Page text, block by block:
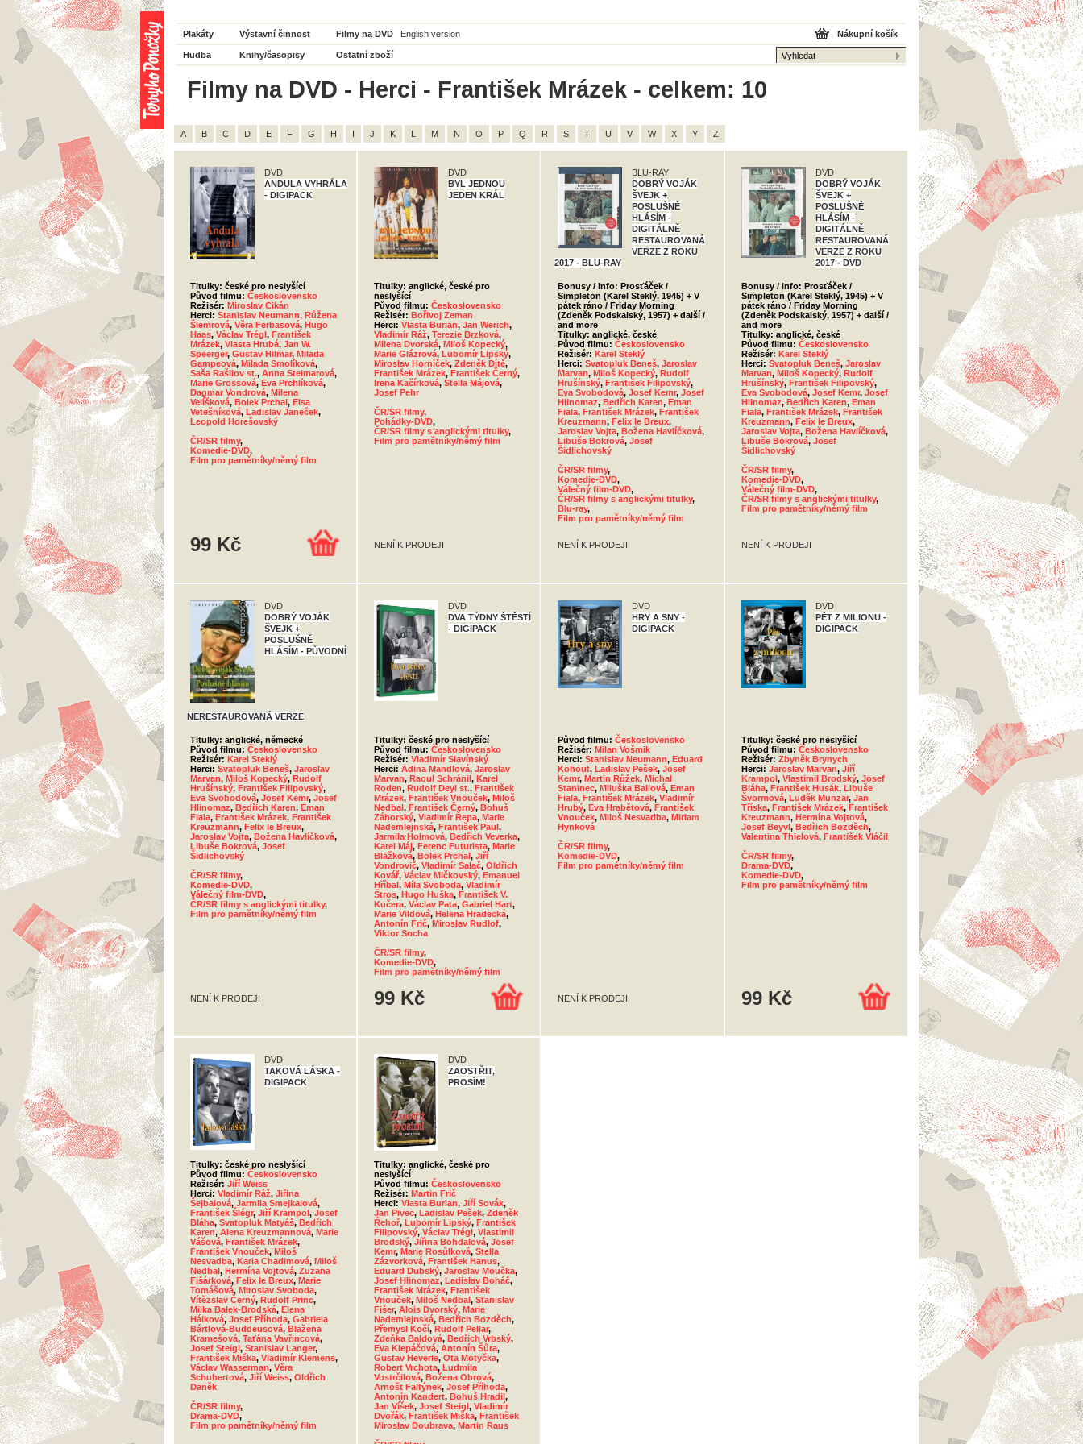
Plakáty Výstavní činnost Filmy na DVD English version
Hudba Knihy/časopisy Ostatní zboží
Nákupní košík
Filmy na DVD - Herci - František Mrázek - celkem: 10
A B C D E F G H I J K L M N O P Q R S T U V W X Y Z
DVD
ANDULA VYHRÁLA
- DIGIPACK
Titulky: české pro neslyšící
Původ filmu: Československo
Režisér: Miroslav Cikán
Herci: Stanislav Neumann, Růžena
Šlemrová, Věra Ferbasová, Hugo
Haas, Václav Trégl, František
Mrázek, Vlasta Hrubá, Jan W.
Speerger, Gustav Hilmar, Milada
Gampeová, Milada Smolíková,
Saša Rašilov st., Anna Steimarová,
Marie Grossová, Eva Prchlíková,
Dagmar Vondrová, Milena
Velíšková, Bolek Prchal, Elsa
Vetešníková, Ladislav Janeček,
Leopold Horešovský
ČR/SR filmy,
Komedie-DVD,
Film pro pamětníky/němý film
99 Kč
DVD
BYL JEDNOU
JEDEN KRÁL
Titulky: anglické, české pro
neslyšící
Původ filmu: Československo
Režisér: Bořivoj Zeman
Herci: Vlasta Burian, Jan Werich,
Vladimír Ráž, Terezie Brzková,
Milena Dvorská, Miloš Kopecký,
Marie Glázrová, Lubomír Lipský,
Miroslav Horníček, Zdeněk Dítě,
František Mrázek, František Černý,
Irena Kačírková, Stella Májová,
Josef Pehr
ČR/SR filmy,
Pohádky-DVD,
ČR/SR filmy s anglickými titulky,
Film pro pamětníky/němý film
NENÍ K PRODEJI
BLU-RAY
DOBRÝ VOJÁK
ŠVEJK +
POSLUŠNĚ
HLÁSÍM -
DIGITÁLNĚ
RESTAUROVANÁ
VERZE Z ROKU
2017 - BLU-RAY
Bonusy / info: Prosťáček /
Simpleton (Karel Steklý, 1945) + V
pátek ráno / Friday Morning
(Zdeněk Podskalský, 1957) + další /
and more
Titulky: anglické, české
Původ filmu: Československo
Režisér: Karel Steklý
Herci: Svatopluk Beneš, Jaroslav
Marvan, Miloš Kopecký, Rudolf
Hrušínský, František Filipovský,
Eva Svobodová, Josef Kemr, Josef
Hlinomaz, Bedřich Karen, Eman
Fiala, František Mrázek, František
Kreuzmann, Felix le Breux,
Jaroslav Vojta, Božena Havlíčková,
Libuše Bokrová, Josef
Šidlichovský
ČR/SR filmy,
Komedie-DVD,
Válečný film-DVD,
ČR/SR filmy s anglickými titulky,
Blu-ray,
Film pro pamětníky/němý film
NENÍ K PRODEJI
DVD
DOBRÝ VOJÁK
ŠVEJK +
POSLUŠNĚ
HLÁSÍM -
DIGITÁLNĚ
RESTAUROVANÁ
VERZE Z ROKU
2017 - DVD
Bonusy / info: Prosťáček /
Simpleton (Karel Steklý, 1945) + V
pátek ráno / Friday Morning
(Zdeněk Podskalský, 1957) + další /
and more
Titulky: anglické, české
Původ filmu: Československo
Režisér: Karel Steklý
Herci: Svatopluk Beneš, Jaroslav
Marvan, Miloš Kopecký, Rudolf
Hrušínský, František Filipovský,
Eva Svobodová, Josef Kemr, Josef
Hlinomaz, Bedřich Karen, Eman
Fiala, František Mrázek, František
Kreuzmann, Felix le Breux,
Jaroslav Vojta, Božena Havlíčková,
Libuše Bokrová, Josef
Šidlichovský
ČR/SR filmy,
Komedie-DVD,
Válečný film-DVD,
ČR/SR filmy s anglickými titulky,
Film pro pamětníky/němý film
NENÍ K PRODEJI
DVD
DOBRÝ VOJÁK
ŠVEJK +
POSLUŠNĚ
HLÁSÍM - PŮVODNÍ
NERESTAUROVANÁ VERZE
Titulky: anglické, německé
Původ filmu: Československo
Režisér: Karel Steklý
Herci: Svatopluk Beneš, Jaroslav
Marvan, Miloš Kopecký, Rudolf
Hrušínský, František Filipovský,
Eva Svobodová, Josef Kemr, Josef
Hlinomaz, Bedřich Karen, Eman
Fiala, František Mrázek, František
Kreuzmann, Felix le Breux,
Jaroslav Vojta, Božena Havlíčková,
Libuše Bokrová, Josef
Šidlichovský
ČR/SR filmy,
Komedie-DVD,
Válečný film-DVD,
ČR/SR filmy s anglickými titulky,
Film pro pamětníky/němý film
NENÍ K PRODEJI
DVD
DVA TÝDNY ŠTĚSTÍ
- DIGIPACK
Titulky: české pro neslyšící
Původ filmu: Československo
Režisér: Vladimír Slavínský
Herci: Adina Mandlová, Jaroslav
Marvan, Raoul Schránil, Karel
Roden, Rudolf Deyl st., František
Mrázek, František Vnouček, Miloš
Nedbal, František Černý, Bohuš
Záhorský, Vladimír Řepa, Marie
Nademlejnská, František Paul,
Jarmila Holmová, Bedřich Veverka,
Karel Máj, Ferenc Futurista, Marie
Blažková, Bolek Prchal, Jiří
Vondrovič, Vladimír Salač, Oldřich
Kovář, Václav Mlčkovský, Emanuel
Hříbal, Míla Svoboda, Vladimír
Štros, Hugo Huška, František V.
Kučera, Václav Pata, Gabriel Hart,
Marie Vildová, Helena Hradecká,
Antonín Frič, Miroslav Rudlof,
Viktor Socha
ČR/SR filmy,
Komedie-DVD,
Film pro pamětníky/němý film
99 Kč
DVD
HRY A SNY -
DIGIPACK
Původ filmu: Československo
Režisér: Milan Vošmik
Herci: Stanislav Neumann, Eduard
Kohout, Ladislav Pešek, Josef
Kemr, Martin Růžek, Michal
Staninec, Miluška Baliová, Eman
Fiala, František Mrázek, Vladimír
Hrubý, Eva Hrabětová, František
Vnouček, Miloš Nesvadba, Miriam
Hynková
ČR/SR filmy,
Komedie-DVD,
Film pro pamětníky/němý film
NENÍ K PRODEJI
DVD
PĚT Z MILIONU -
DIGIPACK
Titulky: české pro neslyšící
Původ filmu: Československo
Režisér: Zbyněk Brynych
Herci: Jaroslav Marvan, Jiří
Krampol, Vlastimil Brodský, Josef
Bláha, František Husák, Libuše
Švormová, Luděk Munzar, Jan
Tříska, František Mrázek, František
Kreuzmann, Hermína Vojtová,
Josef Beyvl, Bedřich Bozděch,
Valentina Thielová, František Vláčil
ČR/SR filmy,
Drama-DVD,
Komedie-DVD,
Film pro pamětníky/němý film
99 Kč
DVD
TAKOVÁ LÁSKA -
DIGIPACK
Titulky: české pro neslyšící
Původ filmu: Československo
Režisér: Jiří Weiss
Herci: Vladimír Ráž, Jiřina
Šejbalová, Jarmila Smejkalová,
František Šlégr, Jiří Krampol, Josef
Bláha, Svatopluk Matyáš, Bedřich
Karen, Alena Kreuzmannová, Marie
Vášová, František Mrázek,
František Vnouček, Miloš
Nesvadba, Karla Chadimová, Miloš
Nedbal, Hermína Vojtová, Zuzana
Fišárková, Felix le Breux, Marie
Tomášová, Miroslav Svoboda,
Vítězslav Černý, Rudolf Princ,
Milka Balek-Brodská, Elena
Hálková, Josef Příhoda, Gabriela
Bártlová-Buddeusová, Blažena
Kramešová, Taťána Vavřincová,
Josef Steigl, Stanislav Langer,
František Miška, Vladimír Klemens,
Václav Wasserman, Věra
Schubertová, Jiří Weiss, Oldřich
Daněk
ČR/SR filmy,
Drama-DVD,
Film pro pamětníky/němý film
DVD
ZAOSTŘIT,
PROSÍM!
Titulky: anglické, české pro
neslyšící
Původ filmu: Československo
Režisér: Martin Frič
Herci: Vlasta Burian, Jiří Sovák,
Jan Pivec, Ladislav Pešek, Zdeněk
Řehoř, Lubomír Lipský, František
Filipovský, Václav Trégl, Vlastimil
Brodský, Jiřina Bohdalová, Josef
Kemr, Marie Rosůlková, Stella
Zázvorková, František Hanus,
Eduard Dubský, Jaroslav Moučka,
Josef Hlinomaz, Ladislav Boháč,
František Mrázek, František
Vnouček, Miloš Nedbal, Stanislav
Fišer, Alois Dvorský, Marie
Nademlejnská, Bedřich Bozděch,
Přemysl Kočí, Rudolf Pellar,
Zdeňka Baldová, Bedřich Vrbský,
Eva Klepáčová, Antonín Šůra,
Gustav Heverle, Ota Motyčka,
Robert Vrchota, Ludmila
Vostrčilová, Božena Obrová,
Arnošt Faltýnek, Josef Příhoda,
Antonín Kandert, Bohuš Hradil,
Jan Víšek, Josef Steigl, Vladimír
Dvořák, František Miška, František
Miroslav Doubrava, Martin Raus